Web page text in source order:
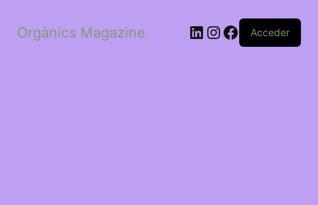
Orgànics Magazine LinkedIn
Instagram
Facebook
Acceder